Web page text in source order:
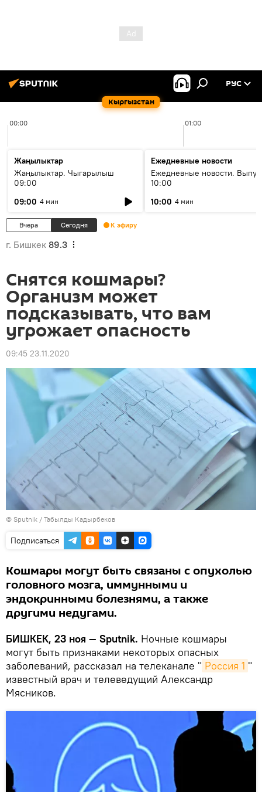
Кыргызстан
РУС
00:00 01:00
Жаңылыктар
Жаңылыктар. Чыгарылыш
09:00
09:00 4 мин
Ежедневные новости
Ежедневные новости.
10:00
10:00 4 мин
Вчера Сегодня К эфиру
г. Бишкек 89.3
Снятся кошмары?
Организм может
подсказывать, что вам
угрожает опасность
09:45 23.11.2020
© Sputnik / Табылды Кадырбеков
Подписаться
Кошмары могут быть связаны с опухолью
головного мозга, иммунными и
эндокринными болезнями, а также
другими недугами.
БИШКЕК, 23 ноя — Sputnik. Ночные кошмары
могут быть признаками некоторых опасных
заболеваний, рассказал на телеканале " Россия 1 "
известный врач и телеведущий Александр
Мясников.